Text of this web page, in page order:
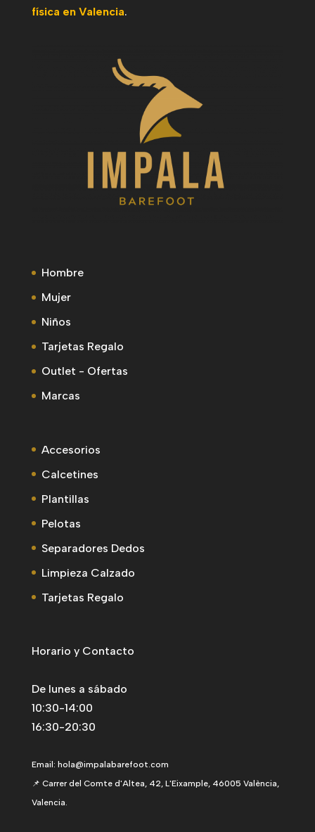
física en Valencia.
Hombre
Mujer
Niños
Tarjetas Regalo
Outlet - Ofertas
Marcas
Accesorios
Calcetines
Plantillas
Pelotas
Separadores Dedos
Limpieza Calzado
Tarjetas Regalo
Horario y Contacto
De lunes a sábado
10:30-14:00
16:30-20:30
Email: hola@impalabarefoot.com
📌 Carrer del Comte d'Altea, 42, L'Eixample, 46005 València,
Valencia.